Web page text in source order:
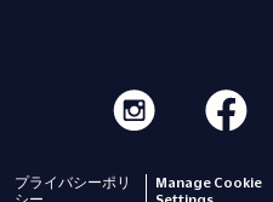
プライバシーポリ
Manage Cookie